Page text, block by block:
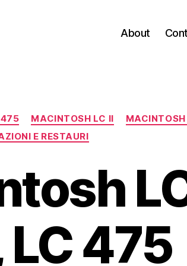
About
Categorie
475 MACINTOSH LC II
E RESTAURI
LC 475